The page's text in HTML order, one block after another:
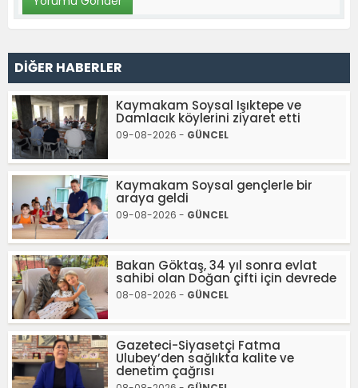
DİĞER HABERLER
Kaymakam Soysal Işıktepe ve
Damlacık köylerini ziyaret etti
09-08-2026 - GÜNCEL
Kaymakam Soysal gençlerle bir
araya geldi
09-08-2026 - GÜNCEL
Bakan Göktaş, 34 yıl sonra evlat
sahibi olan Doğan çifti için devrede
08-08-2026 - GÜNCEL
Gazeteci-Siyasetçi Fatma
Ulubey’den sağlıkta kalite ve
denetim çağrısı